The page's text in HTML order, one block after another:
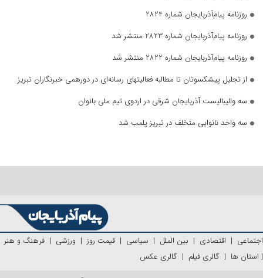
روزنامه پیام‌آذربایجان شماره 2824
روزنامه پیام‌آذربایجان شماره 2823 منتشر شد
روزنامه پیام‌آذربایجان شماره 2822 منتشر شد
از تجلیل پیشکسوتان تا مطالبه فعالیتهای رسانه‌ای در دورهمی خبرنگاران تبریز
سه والیبالیست آذربایجان‌ شرقی در اردوی تیم ملی بانوان
سه واحد نانوایی متخلف در تبریز پلمب شد
اجتماعی | اقتصادی | بین الملل | سیاسی | قیمت روز| ورزشی | فرهنگ و هنر
| استان ها | گالری فیلم | گالری عکس